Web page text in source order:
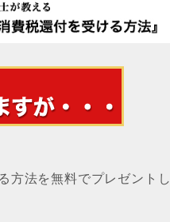
方法を無料でプレゼントし